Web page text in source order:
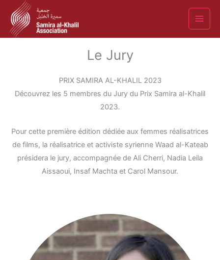
contenu
Le Jury
PRIX SAMIRA AL-KHALIL 2023
Découvrez les 5 membres du Jury du Prix Samira al-Khalil
2023.
Pour cette première édition dédiée aux femmes réalisatrices
de films, la réalisatrice et activiste syrienne Waad al-Kateab
présidera le jury, accompagnée de Ali Cherri, Nadia Leila
Aissaoui, Insaf Machta et Carol Mansour.